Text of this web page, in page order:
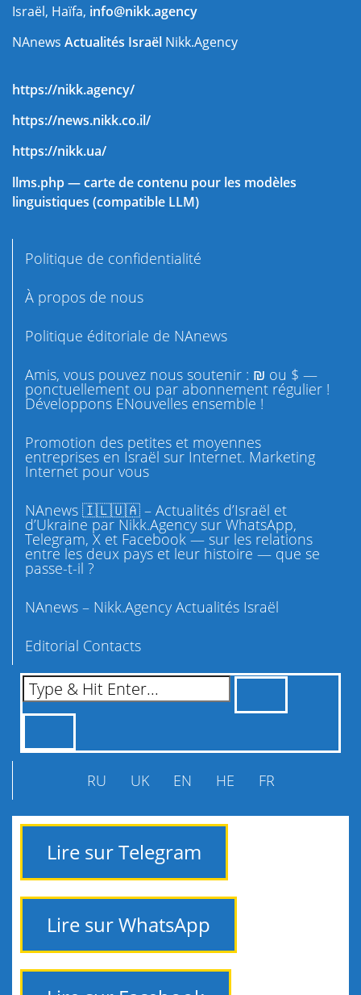
Israël, Haïfa, info@nikk.agency
NAnews Actualités Israël Nikk.Agency
https://nikk.agency/
https://news.nikk.co.il/
https://nikk.ua/
llms.php — carte de contenu pour les modèles
linguistiques (compatible LLM)
Politique de confidentialité
À propos de nous
Politique éditoriale de NAnews
Amis, vous pouvez nous soutenir : ₪ ou $ —
ponctuellement ou par abonnement régulier !
Développons ENouvelles ensemble !
Promotion des petites et moyennes
entreprises en Israël sur Internet. Marketing
Internet pour vous
NAnews 🇮🇱🇺🇦 – Actualités d’Israël et
d’Ukraine par Nikk.Agency sur WhatsApp,
Telegram, X et Facebook — sur les relations
entre les deux pays et leur histoire — que se
passe-t-il ?
NAnews – Nikk.Agency Actualités Israël
Editorial Contacts
RU UK EN HE FR
Lire sur Telegram
Lire sur WhatsApp